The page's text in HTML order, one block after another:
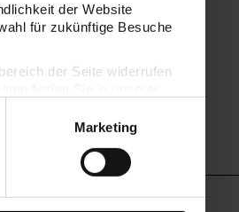
der Website
für zukünftige Besuche
der Seite widerrufen
Marketing